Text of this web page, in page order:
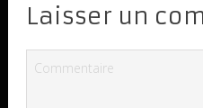
Laisser un